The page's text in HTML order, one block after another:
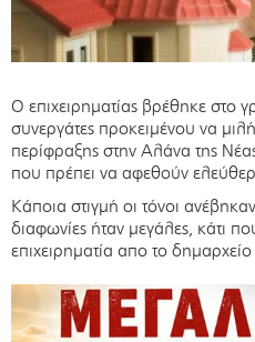
Ο επιχειρηματίας βρέθηκε στο
συνεργάτες προκειμένου να
περίφραξης στην Αλάνα της
που πρέπει να αφεθούν
Κάποια στιγμή οι τόνοι
διαφωνίες ήταν μεγάλες, κάτι
επιχειρηματία απο το